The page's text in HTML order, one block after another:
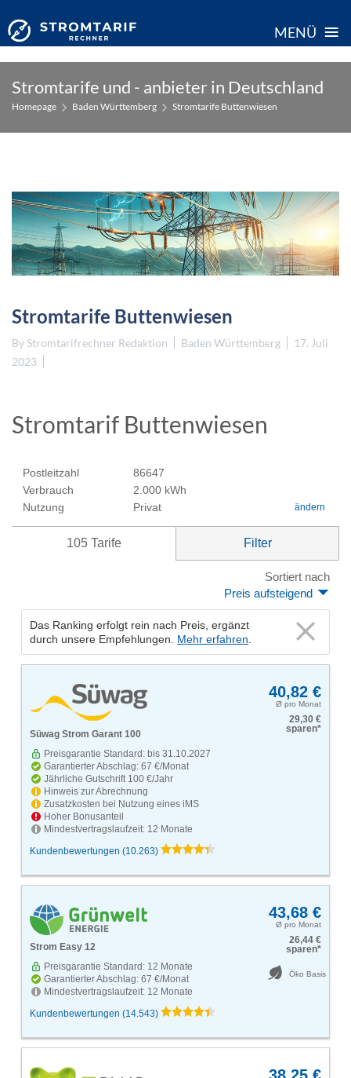
MENÜ ≡
content
Stromtarife und - anbieter in Deutschland
Homepage Baden Württemberg Stromtarife Buttenwiesen
Stromtarife Buttenwiesen
By Stromtarifrechner Redaktion Baden Württemberg
17. Juli
2023
Stromtarif Buttenwiesen